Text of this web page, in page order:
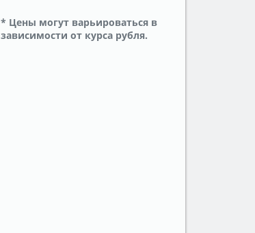
* Цены могут варьироваться в
зависимости от курса рубля.